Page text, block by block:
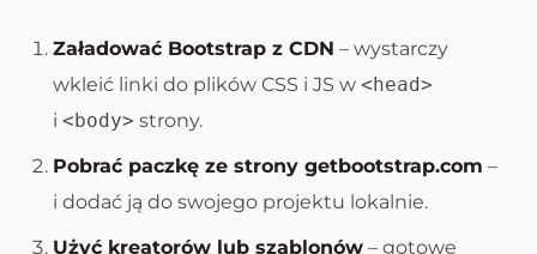
Załadować Bootstrap z CDN – wystarczy
wkleić linki do plików CSS i JS w <head>
i <body> strony.
Pobrać paczkę ze strony getbootstrap.com –
i dodać ją do swojego projektu lokalnie.
Użyć kreatorów lub szablonów – gotowe